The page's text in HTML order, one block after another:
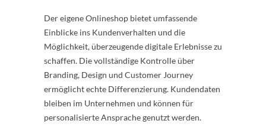
Der eigene Onlineshop bietet umfassende
Einblicke ins Kundenverhalten und die
Möglichkeit, überzeugende digitale Erlebnisse zu
schaffen. Die vollständige Kontrolle über
Branding, Design und Customer Journey
ermöglicht echte Differenzierung. Kundendaten
bleiben im Unternehmen und können für
personalisierte Ansprache genutzt werden.